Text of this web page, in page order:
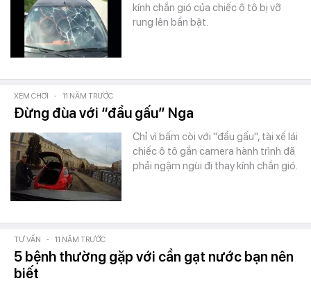
kính chắn gió của chiếc ô tô bị vỡ
rung lên bần bật.
XEM CHƠI - 11 NĂM TRƯỚC
Đừng đùa với “đầu gấu” Nga
Chỉ vì bấm còi với "đầu gấu", tài xế lái
chiếc ô tô gắn camera hành trình đã
phải ngậm ngùi đi thay kính chắn gió.
TƯ VẤN - 11 NĂM TRƯỚC
5 bệnh thường gặp với cần gạt nước bạn nên
biết